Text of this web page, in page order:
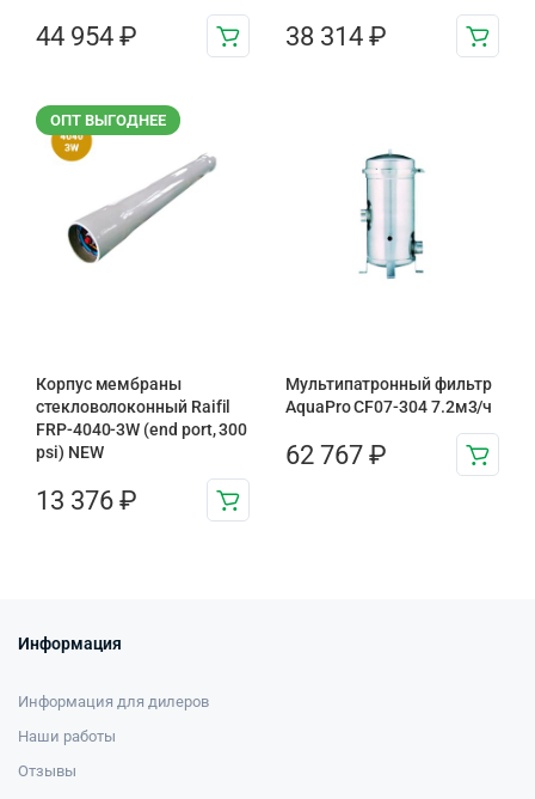
44 954 ₽ 38 314 ₽
ОПТ ВЫГОДНЕЕ
Корпус мембраны
стекловолоконный Raifil
FRP-4040-3W (end port, 300
psi) NEW
13 376 ₽
Мультипатронный фильтр
AquaPro CF07-304 7.2м3/ч
62 767 ₽
Информация
Информация для дилеров
Наши работы
Отзывы